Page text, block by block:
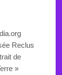
Reclus
de
»